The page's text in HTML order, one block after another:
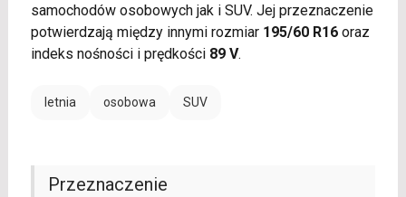
samochodów osobowych jak i SUV. Jej przeznaczenie
potwierdzają między innymi rozmiar 195/60 R16oraz
indeks nośności i prędkości 89 V.
letnia osobowa SUV
Przeznaczenie